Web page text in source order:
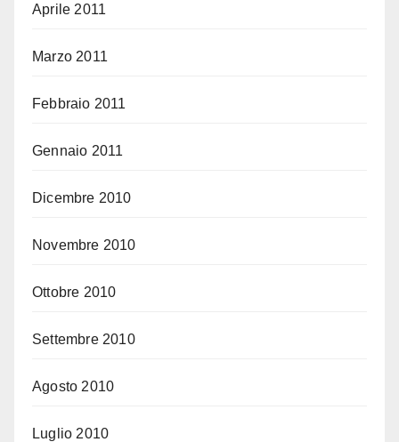
Aprile 2011
Marzo 2011
Febbraio 2011
Gennaio 2011
Dicembre 2010
Novembre 2010
Ottobre 2010
Settembre 2010
Agosto 2010
Luglio 2010